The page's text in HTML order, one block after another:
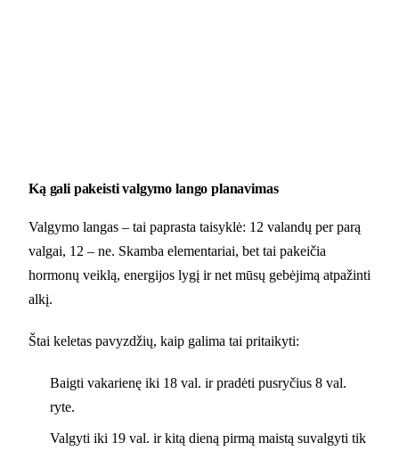
Ką gali pakeisti valgymo lango planavimas
Valgymo langas – tai paprasta taisyklė: 12 valandų per parą
valgai, 12 – ne. Skamba elementariai, bet tai pakeičia
hormonų veiklą, energijos lygį ir net mūsų gebėjimą atpažinti
alkį.
Štai keletas pavyzdžių, kaip galima tai pritaikyti:
Baigti vakarienę iki 18 val. ir pradėti pusryčius 8 val.
ryte.
Valgyti iki 19 val. ir kitą dieną pirmą maistą suvalgyti tik